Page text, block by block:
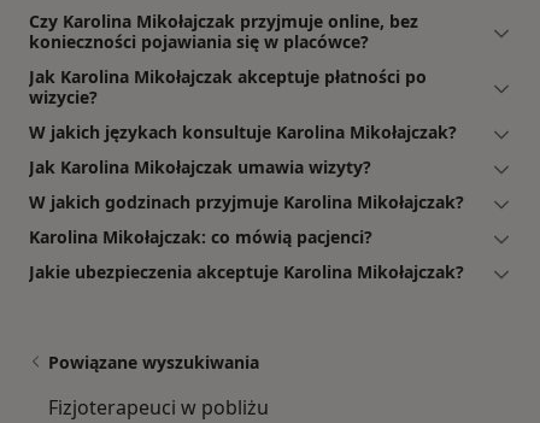
Czy Karolina Mikołajczak przyjmuje online, bez
konieczności pojawiania się w placówce?
Jak Karolina Mikołajczak akceptuje płatności po
wizycie?
W jakich językach konsultuje Karolina Mikołajczak?
Jak Karolina Mikołajczak umawia wizyty?
W jakich godzinach przyjmuje Karolina Mikołajczak?
Karolina Mikołajczak: co mówią pacjenci?
Jakie ubezpieczenia akceptuje Karolina Mikołajczak?
Powiązane wyszukiwania
Fizjoterapeuci w pobliżu